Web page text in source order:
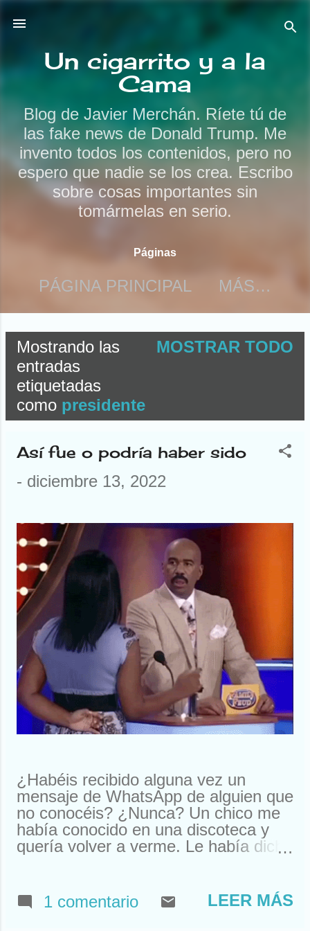
Ir al contenido principal
Un cigarrito y a la
Cama
Blog de Javier Merchán. Ríete tú de
las fake news de Donald Trump. Me
invento todos los contenidos, pero no
espero que nadie se los crea. Escribo
sobre cosas importantes sin
tomármelas en serio.
Páginas
PÁGINA PRINCIPAL MÁS…
E
n
t
a
a
s
Mostrando las
entradas
etiquetadas
como presidente
MOSTRAR TODO
Así fue o podría haber sido
- diciembre 13, 2022
¿Habéis recibido alguna vez un
mensaje de WhatsApp de alguien que
no conocéis? ¿Nunca? Un chico me
había conocido en una discoteca y
quería volver a verme. Le había dicho
desesperadamente. Estuve a punto
de llamarle y quedar. Pero resulta
1 comentario LEER MÁS